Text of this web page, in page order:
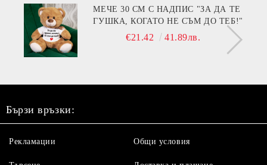
МЕЧЕ 30 СМ С НАДПИС "ЗА ДА ТЕ
ГУШКА, КОГАТО НЕ СЪМ ДО ТЕБ!"
€21.42 41.89лв.
Бързи връзки:
Рекламации Общи условия